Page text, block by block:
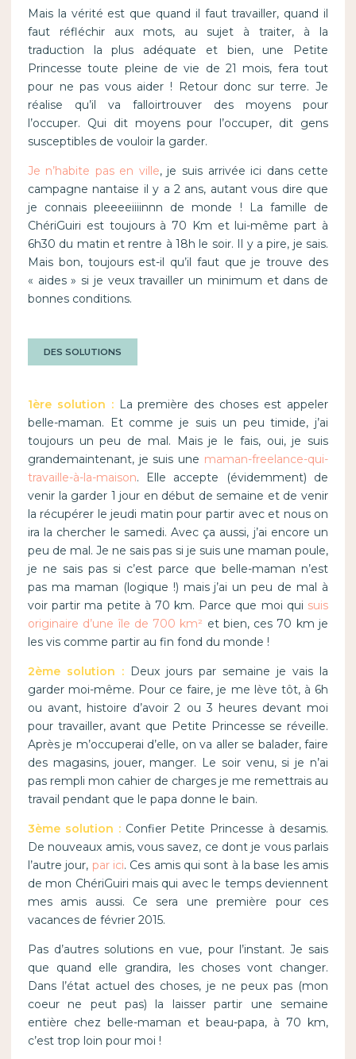
Mais la vérité est que quand il faut travailler, quand il
faut réfléchir aux mots, au sujet à traiter, à la
traduction la plus adéquate et bien, une Petite
Princesse toute pleine de vie de 21 mois, fera tout
pour ne pas vous aider ! Retour donc sur terre. Je
réalise qu’il va falloirtrouver des moyens pour
l’occuper. Qui dit moyens pour l’occuper, dit gens
susceptibles de vouloir la garder.
Je n’habite pas en ville, je suis arrivée ici dans cette
campagne nantaise il y a 2 ans, autant vous dire que
je connais pleeeeiiiinnn de monde ! La famille de
ChériGuiri est toujours à 70 Km et lui-même part à
6h30 du matin et rentre à 18h le soir. Il y a pire, je sais.
Mais bon, toujours est-il qu’il faut que je trouve des
« aides » si je veux travailler un minimum et dans de
bonnes conditions.
DES SOLUTIONS
1ère solution : La première des choses est appeler
belle-maman. Et comme je suis un peu timide, j’ai
toujours un peu de mal. Mais je le fais, oui, je suis
grandemaintenant, je suis une maman-freelance-qui-
travaille-à-la-maison. Elle accepte (évidemment) de
venir la garder 1 jour en début de semaine et de venir
la récupérer le jeudi matin pour partir avec et nous on
ira la chercher le samedi. Avec ça aussi, j’ai encore un
peu de mal. Je ne sais pas si je suis une maman poule,
je ne sais pas si c’est parce que belle-maman n’est
pas ma maman (logique !) mais j’ai un peu de mal à
voir partir ma petite à 70 km. Parce que moi qui suis
originaire d’une île de 700 km² et bien, ces 70 km je
les vis comme partir au fin fond du monde !
2ème solution :Deux jours par semaine je vais la
garder moi-même. Pour ce faire, je me lève tôt, à 6h
ou avant, histoire d’avoir 2 ou 3 heures devant moi
pour travailler, avant que Petite Princesse se réveille.
Après je m’occuperai d’elle, on va aller se balader, faire
des magasins, jouer, manger. Le soir venu, si je n’ai
pas rempli mon cahier de charges je me remettrais au
travail pendant que le papa donne le bain.
3ème solution :Confier Petite Princesse à desamis.
De nouveaux amis, vous savez, ce dont je vous parlais
l’autre jour, par ici. Ces amis qui sont à la base les amis
de mon ChériGuiri mais qui avec le temps deviennent
mes amis aussi. Ce sera une première pour ces
vacances de février 2015.
Pas d’autres solutions en vue, pour l’instant. Je sais
que quand elle grandira, les choses vont changer.
Dans l’état actuel des choses, je ne peux pas (mon
coeur ne peut pas) la laisser partir une semaine
entière chez belle-maman et beau-papa, à 70 km,
c’est trop loin pour moi !